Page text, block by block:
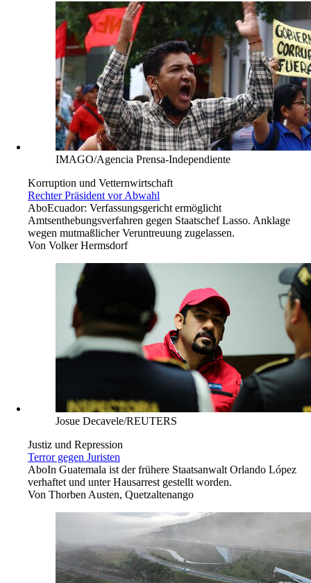
IMAGO/Agencia Prensa-Independiente
Korruption und Vetternwirtschaft
Rechter Präsident vor Abwahl
AboEcuador: Verfassungsgericht ermöglicht
Amtsenthebungsverfahren gegen Staatschef Lasso. Anklage
wegen mutmaßlicher Veruntreuung zugelassen.
Von Volker Hermsdorf
Josue Decavele/REUTERS
Justiz und Repression
Terror gegen Juristen
AboIn Guatemala ist der frühere Staatsanwalt Orlando López
verhaftet und unter Hausarrest gestellt worden.
Von Thorben Austen, Quetzaltenango